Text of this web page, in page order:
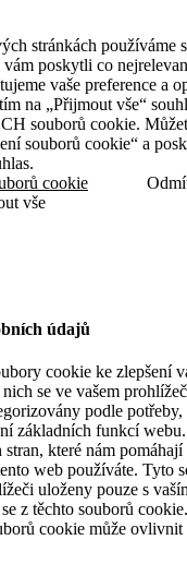
stránkách používáme
poskytli co
vaše preference a
na „Přijmout vše“
souborů cookie.
souborů cookie“ a
cookie
vše
údajů
cookie ke zlepšení
se ve vašem
podle potřeby,
základních funkcí
které nám pomáhají
web používáte. Tyto
uloženy pouze s
z těchto souborů
cookie může ovlivnit